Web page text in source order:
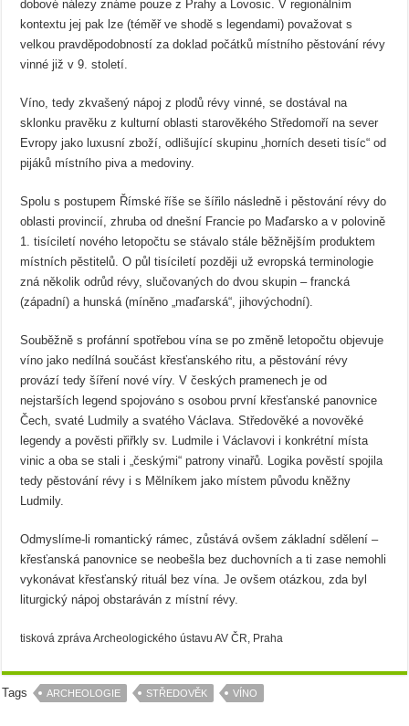
dobové nálezy známe pouze z Prahy a Lovosic. V regionálním
kontextu jej pak lze (téměř ve shodě s legendami) považovat s
velkou pravděpodobností za doklad počátků místního pěstování révy
vinné již v 9. století.
Víno, tedy zkvašený nápoj z plodů révy vinné, se dostával na
sklonku pravěku z kulturní oblasti starověkého Středomoří na sever
Evropy jako luxusní zboží, odlišující skupinu „horních deseti tisíc“ od
pijáků místního piva a medoviny.
Spolu s postupem Římské říše se šířilo následně i pěstování révy do
oblasti provincií, zhruba od dnešní Francie po Maďarsko a v polovině
1. tisíciletí nového letopočtu se stávalo stále běžnějším produktem
místních pěstitelů. O půl tisíciletí později už evropská terminologie
zná několik odrůd révy, slučovaných do dvou skupin – francká
(západní) a hunská (míněno „maďarská“, jihovýchodní).
Souběžně s profánní spotřebou vína se po změně letopočtu objevuje
víno jako nedílná součást křesťanského ritu, a pěstování révy
provází tedy šíření nové víry. V českých pramenech je od
nejstarších legend spojováno s osobou první křesťanské panovnice
Čech, svaté Ludmily a svatého Václava. Středověké a novověké
legendy a pověsti přiřkly sv. Ludmile i Václavovi i konkrétní místa
vinic a oba se stali i „českými“ patrony vinařů. Logika pověstí spojila
tedy pěstování révy i s Mělníkem jako místem původu kněžny
Ludmily.
Odmyslíme-li romantický rámec, zůstává ovšem základní sdělení –
křesťanská panovnice se neobešla bez duchovních a ti zase nemohli
vykonávat křesťanský rituál bez vína. Je ovšem otázkou, zda byl
liturgický nápoj obstaráván z místní révy.
tisková zpráva Archeologického ústavu AV ČR, Praha
Tags ARCHEOLOGIE STŘEDOVĚK VÍNO